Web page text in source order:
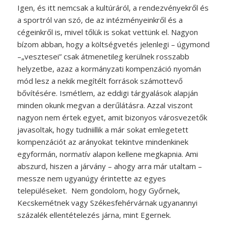
Igen, és itt nemcsak a kultúráról, a rendezvényekről és
a sportról van szó, de az intézményeinkről és a
cégeinkről is, mivel tőlük is sokat vettünk el. Nagyon
bízom abban, hogy a költségvetés jelenlegi – úgymond
–„vesztesei” csak átmenetileg kerülnek rosszabb
helyzetbe, azaz a kormányzati kompenzáció nyomán
mód lesz a nekik megítélt források számottevő
bővítésére. Ismétlem, az eddigi tárgyalások alapján
minden okunk megvan a derűlátásra. Azzal viszont
nagyon nem értek egyet, amit bizonyos városvezetők
javasoltak, hogy tudniillik a már sokat emlegetett
kompenzációt az arányokat tekintve mindenkinek
egyformán, normatív alapon kellene megkapnia. Ami
abszurd, hiszen a járvány – ahogy arra már utaltam –
messze nem ugyanúgy érintette az egyes
településeket. Nem gondolom, hogy Győrnek,
Kecskemétnek vagy Székesfehérvárnak ugyanannyi
százalék ellentételezés járna, mint Egernek.